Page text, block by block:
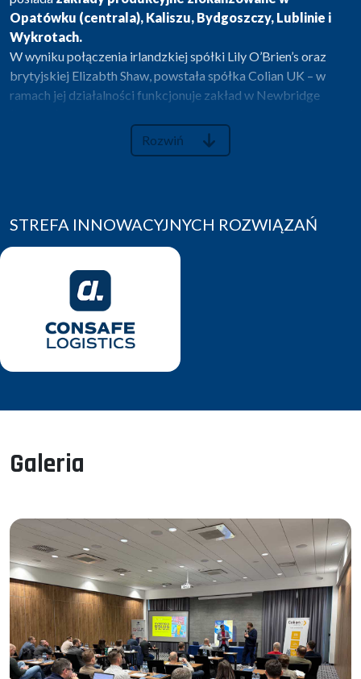
Opatówku (centrala), Kaliszu, Bydgoszczy, Lublinie i
Wykrotach.
W wyniku połączenia irlandzkiej spółki Lily O’Brien’s oraz
brytyjskiej Elizabth Shaw, powstała spółka Colian UK – w
ramach jej działalności funkcjonuje zakład w Newbridge
do życia osiedli mieszkaniowych.
od 2009 roku jest jednym z
się w: Gdańsku, Bydgoszczy, Robakowie, Kostrzynie
Wielkopolskim, Strykowie, Pruszkowie, Lublinie, Kaliszu,
Wrocławiu, Częstochowie, Katowicach i Wodzisławiu
BRANŻA
Colian oraz będąca w Grupie spółka Colian UK działa w
branżyFMCG, dostarczając na rynek wysokiej jakości
Colian Logistic to kompleksowy operator usług
spożywczej, opakowaniowej, artykułów
przemysłowych, meblowej, odpadowej
ZATRUDNIENIE
Grupa Colian zatrudnia blisko 2500 pracowników.
Spółka Colian Logistic posiada zespół 250 specjalistów
z czego 28 osób pracuje w obszarze magazynowym
POWIERZCHNIA
Obiekt posiada aż 27 tys. miejsc paletowych, silos 140 m / 40
Rozwiń
STREFA INNOWACYJNYCH ROZWIĄZAŃ
Galeria